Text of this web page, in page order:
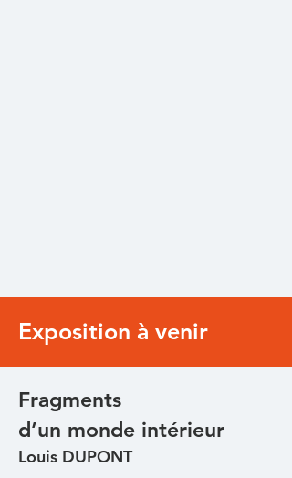
Exposition à venir
Fragments
d’un monde intérieur
Louis DUPONT